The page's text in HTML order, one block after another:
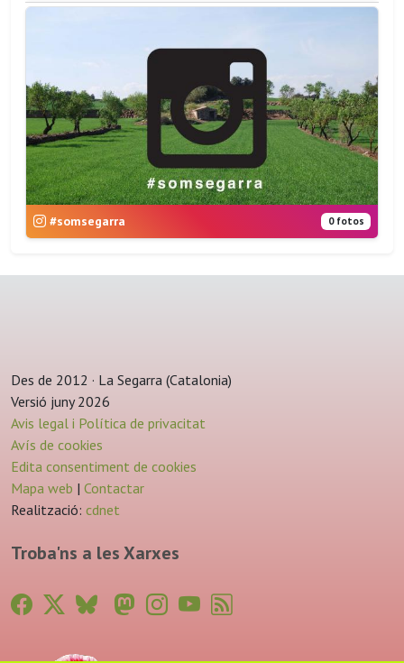
#somsegarra 0 fotos
Des de 2012 · La Segarra (Catalonia)
Versió juny 2026
Avis legal i Política de privacitat
Avís de cookies
Edita consentiment de cookies
Mapa web | Contactar
Realització: cdnet
Troba'ns a les Xarxes